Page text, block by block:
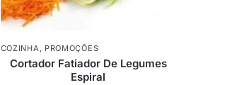
COZINHA, PROMOÇÕES
Cortador Fatiador De Legumes
Espiral